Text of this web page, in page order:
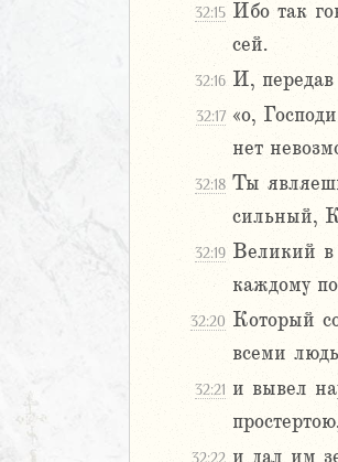
32:15 Ибо так
сей.
32:16 И,
32:17 «о,
нет
32:18 Ты
сильный,
32:19 Великий в
каждому
32:20 Который
всеми
32:21 и вывел
32:22 и дал им